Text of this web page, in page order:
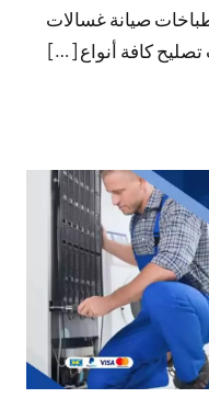
صيانة غسالات
كافة أنواع […]